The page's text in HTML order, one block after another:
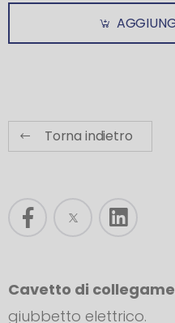
Torna indietro
Cavetto di
giubbetto elettrico.